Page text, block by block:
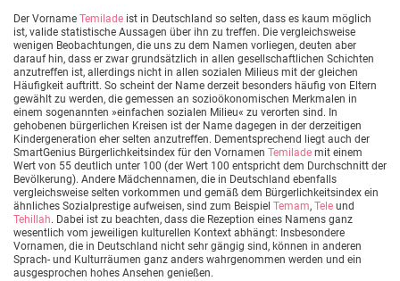
Der Vorname Temilade ist in Deutschland so selten, dass es kaum möglich
ist, valide statistische Aussagen über ihn zu treffen. Die vergleichsweise
wenigen Beobachtungen, die uns zu dem Namen vorliegen, deuten aber
darauf hin, dass er zwar grundsätzlich in allen gesellschaftlichen Schichten
anzutreffen ist, allerdings nicht in allen sozialen Milieus mit der gleichen
Häufigkeit auftritt. So scheint der Name derzeit besonders häufig von Eltern
gewählt zu werden, die gemessen an sozioökonomischen Merkmalen in
einem sogenannten »einfachen sozialen Milieu« zu verorten sind. In
gehobenen bürgerlichen Kreisen ist der Name dagegen in der derzeitigen
Kindergeneration eher selten anzutreffen. Dementsprechend liegt auch der
SmartGenius Bürgerlichkeitsindex für den Vornamen Temilade mit einem
Wert von 55 deutlich unter 100 (der Wert 100 entspricht dem Durchschnitt der
Bevölkerung). Andere Mädchennamen, die in Deutschland ebenfalls
vergleichsweise selten vorkommen und gemäß dem Bürgerlichkeitsindex ein
ähnliches Sozialprestige aufweisen, sind zum Beispiel Temam, Tele und
Tehillah. Dabei ist zu beachten, dass die Rezeption eines Namens ganz
wesentlich vom jeweiligen kulturellen Kontext abhängt: Insbesondere
Vornamen, die in Deutschland nicht sehr gängig sind, können in anderen
Sprach- und Kulturräumen ganz anders wahrgenommen werden und ein
ausgesprochen hohes Ansehen genießen.